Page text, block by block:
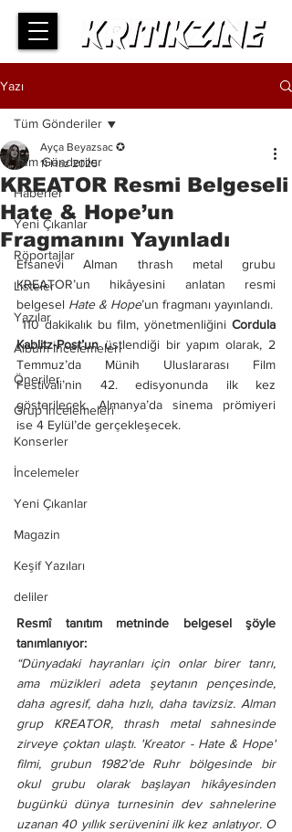
Yazı
Tüm Gönderiler
Haberler
Yeni Çıkanlar
Röportajlar
Listeler
Yazılar
Albüm İncelemeleri
Öneriler
Grup İncelemeleri
Konserler
İncelemeler
Yeni Çıkanlar
Magazin
Keşif Yazıları
deliler
Tüm Gönderiler
KREATOR Resmi Belgeseli
Hate & Hope’un
Fragmanını Yayınladı
Ayça Beyazsac ✪
11 Haz 2025
Efsanevi Alman thrash metal grubu
KREATOR’un hikâyesini anlatan resmi
belgesel Hate & Hope’un fragmanı yayınlandı.
110 dakikalık bu film, yönetmenliğini Cordula
Kablitz-Post’un üstlendiği bir yapım olarak, 2
Temmuz’da Münih Uluslararası Film
Festivali’nin 42. edisyonunda ilk kez
gösterilecek. Almanya’da sinema prömiyeri
ise 4 Eylül’de gerçekleşecek.
Resmî tanıtım metninde belgesel şöyle
tanımlanıyor:
“Dünyadaki hayranları için onlar birer tanrı,
ama müzikleri adeta şeytanın pençesinde,
daha agresif, daha hızlı, daha tavizsiz. Alman
grup KREATOR, thrash metal sahnesinde
zirveye çoktan ulaştı. 'Kreator - Hate & Hope'
filmi, grubun 1982’de Ruhr bölgesinde bir
okul grubu olarak başlayan hikâyesinden
bugünkü dünya turnesinin dev sahnelerine
uzanan 40 yıllık serüvenini ilk kez anlatıyor. O